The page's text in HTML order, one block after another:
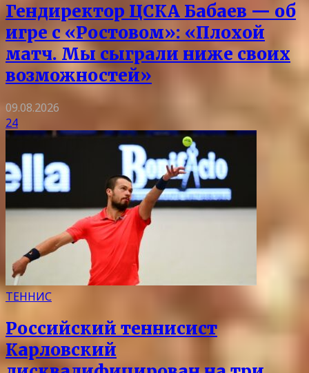
Гендиректор ЦСКА Бабаев — об
игре с «Ростовом»: «Плохой
матч. Мы сыграли ниже своих
возможностей»
09.08.2026
24
ТЕННИС
Российский теннисист
Карловский